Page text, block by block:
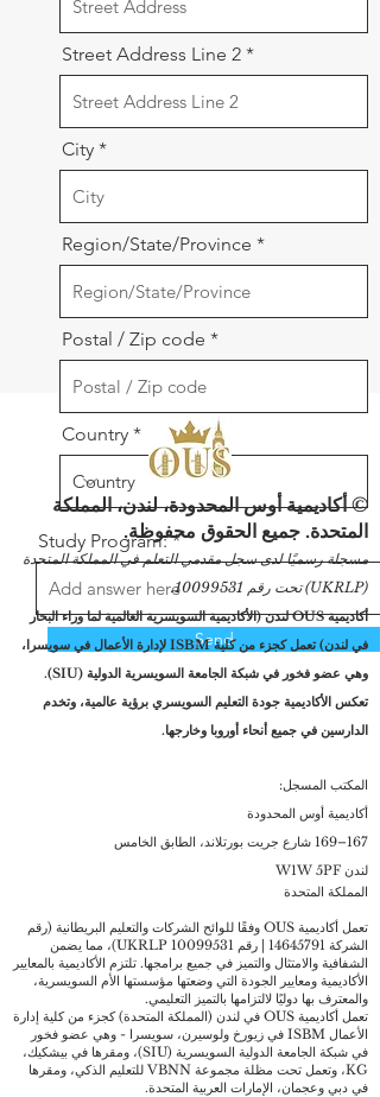
Street Address Line 2
City
Region/State/Province
Postal / Zip code
Country
Study Program:
Send
© أكاديمية أوس المحدودة، لندن، المملكة
المتحدة. جميع الحقوق محفوظة.
مسجلة رسميًا لدى سجل مقدمي التعلم في المملكة المتحدة
(UKRLP) تحت رقم
10099531
.
أكاديمية OUS لندن (الأكاديمية السويسرية العالمية لما وراء البحار
في لندن) تعمل كجزء من كلية ISBM لإدارة الأعمال في سويسرا،
وهي عضو فخور في شبكة الجامعة السويسرية الدولية (SIU).
تعكس الأكاديمية جودة التعليم السويسري برؤية عالمية، وتخدم
الدارسين في جميع أنحاء أوروبا وخارجها.
المكتب المسجل:
أكاديمية أوس المحدودة
167–169 شارع جريت بورتلاند، الطابق الخامس
لندن W1W 5PF
المملكة المتحدة
تعمل أكاديمية OUS وفقًا للوائح الشركات والتعليم البريطانية (رقم
الشركة 14645791 | رقم UKRLP 10099531)
، مما يضمن
الشفافية والامتثال والتميز في جميع برامجها. تلتزم الأكاديمية بالمعايير
الأكاديمية ومعايير الجودة التي وضعتها مؤسستها الأم السويسرية،
والمعترف بها دوليًا لالتزامها بالتميز التعليمي.
تعمل أكاديمية OUS في لندن (المملكة المتحدة) كجزء من كلية إدارة
الأعمال ISBM في زيورخ ولوسيرن، سويسرا - وهي عضو فخور
في شبكة الجامعة الدولية السويسرية (SIU)، ومقرها في بيشكيك،
KG، وتعمل تحت مظلة مجموعة VBNN للتعليم الذكي، ومقرها
في دبي وعجمان، الإمارات العربية المتحدة.